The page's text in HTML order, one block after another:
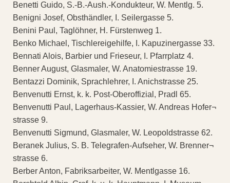
Benetti Guido, S.-B.-Aush.-Kondukteur, W. Mentlg. 5.
Benigni Josef, Obsthändler, I. Seilergasse 5.
Benini Paul, Taglöhner, H. Fürstenweg 1.
Benko Michael, Tischlereigehilfe, I. Kapuzinergasse 33.
Bennati Alois, Barbier und Frieseur, I. Pfarrplatz 4.
Benner August, Glasmaler, W. Anatomiestrasse 19.
Bentazzi Dominik, Sprachlehrer, I. Anichstrasse 25.
Benvenutti Ernst, k. k. Post-Oberoffizial, Pradl 65.
Benvenutti Paul, Lagerhaus-Kassier, W. Andreas Hofer¬
strasse 9.
Benvenutti Sigmund, Glasmaler, W. Leopoldstrasse 62.
Beranek Julius, S. B. Telegrafen-Aufseher, W. Brenner¬
strasse 6.
Berber Anton, Fabriksarbeiter, W. Mentlgasse 16.